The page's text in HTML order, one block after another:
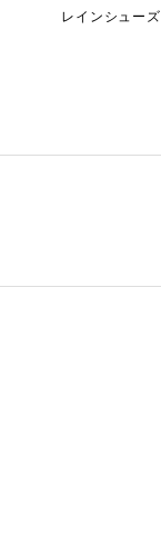
レインシューズ